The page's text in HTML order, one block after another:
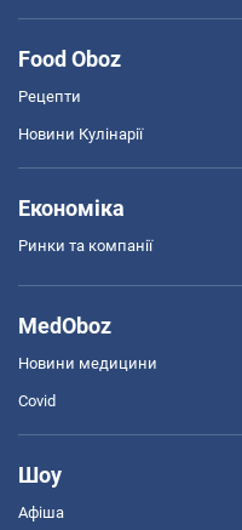
Food Oboz
Рецепти
Новини Кулінарії
Економіка
Ринки та компанії
MedOboz
Новини медицини
Covid
Шоу
Афіша